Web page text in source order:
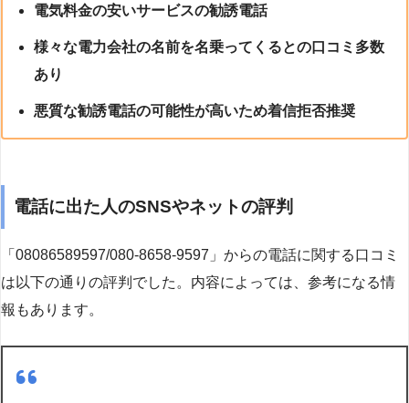
電気料金の安いサービスの勧誘電話
様々な電力会社の名前を名乗ってくるとの口コミ多数
あり
悪質な勧誘電話の可能性が高いため着信拒否推奨
電話に出た人のSNSやネットの評判
「08086589597/080-8658-9597」からの電話に関する口コミ
は以下の通りの評判でした。内容によっては、参考になる情
報もあります。